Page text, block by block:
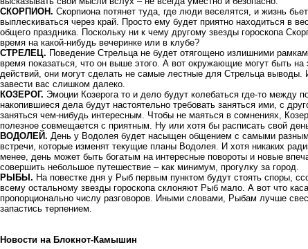
СКОРПИОН. Скорпиона потянет туда, где люди веселятся, и жизнь
выплескиваться через край. Просто ему будет приятно находиться в
общего праздника. Поскольку ни к чему другому звезды гороскопа
время на какой-нибудь вечеринке или в клубе?
СТРЕЛЕЦ. Поведение Стрельца не будет отягощено излишними
время показаться, что он выше этого. А вот окружающие могут быть
действий, они могут сделать не самые лестные для Стрельца
завести вас слишком далеко.
КОЗЕРОГ. Эмоции Козерога то и дело будут колебаться где-то между
накопившиеся дела будут настоятельно требовать заняться ими, с
заняться чем-нибудь интересным. Чтобы не маяться в сомнениях,
полезное совмещается с приятным. Ну или хотя бы расписать свой
ВОДОЛЕЙ. День у Водолея будет насыщен общением с самыми
встречи, которые изменят текущие планы Водолея. И хотя никаких
менее, день может быть богатым на интересные повороты и новые
совершить небольшое путешествие – как минимум, прогулку за город.
РЫБЫ. На повестке дня у Рыб первым пунктом будут стоять споры,
всему остальному звезды гороскопа склоняют Рыб мало. А вот что
пропорционально числу разговоров. Иными словами, Рыбам лучше
запастись терпением.
Новости на Блoкнoт-Камышин